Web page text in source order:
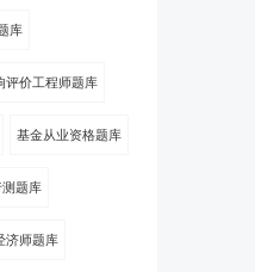
库
评价工程师题库
基金从业资格题库
题库
济师题库